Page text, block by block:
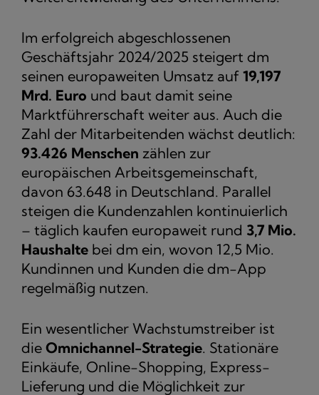
Im erfolgreich abgeschlossenen
Geschäftsjahr 2024/2025 steigert dm
seinen europaweiten Umsatz auf 19,197
Mrd. Euro und baut damit seine
Marktführerschaft weiter aus. Auch die
Zahl der Mitarbeitenden wächst deutlich:
93.426 Menschen zählen zur
europäischen Arbeitsgemeinschaft,
davon 63.648 in Deutschland. Parallel
steigen die Kundenzahlen kontinuierlich
– täglich kaufen europaweit rund 3,7 Mio.
Haushalte bei dm ein, wovon 12,5 Mio.
Kundinnen und Kunden die dm-App
regelmäßig nutzen.
Ein wesentlicher Wachstumstreiber ist
die Omnichannel-Strategie. Stationäre
Einkäufe, Online-Shopping, Express-
Lieferung und die Möglichkeit zur